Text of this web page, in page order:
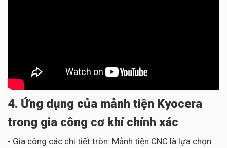
4. Ứng dụng của mảnh tiện Kyocera
trong gia công cơ khí chính xác
- Gia công các chi tiết tròn: Mảnh tiện CNC là lựa chọn